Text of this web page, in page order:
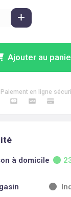
Ajouter au
Paiement en ligne
à domicile